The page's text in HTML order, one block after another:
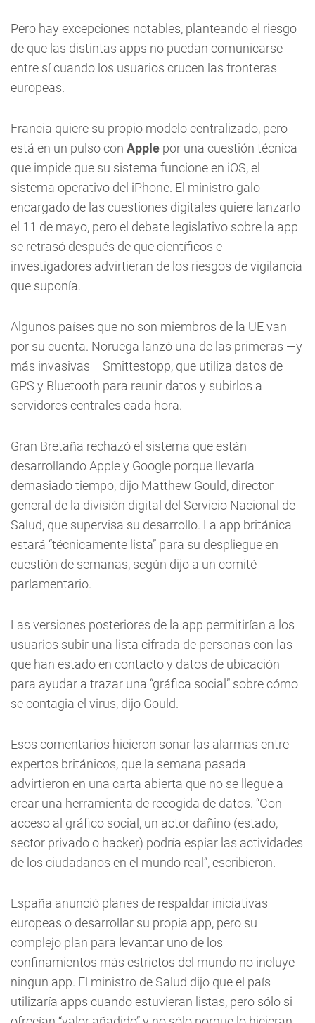
Pero hay excepciones notables, planteando el riesgo
de que las distintas apps no puedan comunicarse
entre sí cuando los usuarios crucen las fronteras
europeas.
Francia quiere su propio modelo centralizado, pero
está en un pulso con Apple por una cuestión técnica
que impide que su sistema funcione en iOS, el
sistema operativo del iPhone. El ministro galo
encargado de las cuestiones digitales quiere lanzarlo
el 11 de mayo, pero el debate legislativo sobre la app
se retrasó después de que científicos e
investigadores advirtieran de los riesgos de vigilancia
que suponía.
Algunos países que no son miembros de la UE van
por su cuenta. Noruega lanzó una de las primeras —y
más invasivas— Smittestopp, que utiliza datos de
GPS y Bluetooth para reunir datos y subirlos a
servidores centrales cada hora.
Gran Bretaña rechazó el sistema que están
desarrollando Apple y Google porque llevaría
demasiado tiempo, dijo Matthew Gould, director
general de la división digital del Servicio Nacional de
Salud, que supervisa su desarrollo. La app británica
estará “técnicamente lista” para su despliegue en
cuestión de semanas, según dijo a un comité
parlamentario.
Las versiones posteriores de la app permitirían a los
usuarios subir una lista cifrada de personas con las
que han estado en contacto y datos de ubicación
para ayudar a trazar una “gráfica social” sobre cómo
se contagia el virus, dijo Gould.
Esos comentarios hicieron sonar las alarmas entre
expertos británicos, que la semana pasada
advirtieron en una carta abierta que no se llegue a
crear una herramienta de recogida de datos. “Con
acceso al gráfico social, un actor dañino (estado,
sector privado o hacker) podría espiar las actividades
de los ciudadanos en el mundo real”, escribieron.
España anunció planes de respaldar iniciativas
europeas o desarrollar su propia app, pero su
complejo plan para levantar uno de los
confinamientos más estrictos del mundo no incluye
ningun app. El ministro de Salud dijo que el país
utilizaría apps cuando estuvieran listas, pero sólo si